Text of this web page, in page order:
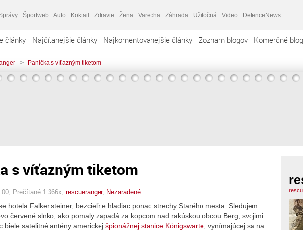
Správy Športweb Auto Koktail Zdravie Žena Varecha Záhrada Užitočná Video DefenceNews
články Najčítanejšie články Najkomentovanejšie články Zoznam blogov Komerčné
> Panička s víťazným tiketom
s víťazným tiketom
, Prečítané 1 366x, rescueranger, Nezaradené
hotela Falkensteiner, bezcieľne hladiac ponad strechy Starého mesta. Sledujem
červené slnko, ako pomaly zapadá za kopcom nad rakúskou obcou Berg, svojimi
biele satelitné antény americkej špionážnej stanice Königswarte , vynímajúcej sa na